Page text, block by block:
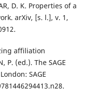
D. K. Properties of a
arXiv, [s. l.], v. 1,
affiliation
P. (ed.). The SAGE
SAGE